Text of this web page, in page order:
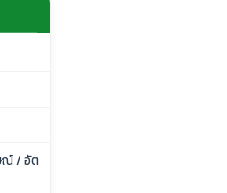
ณ์ / อัต